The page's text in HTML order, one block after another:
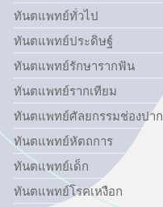
ทันตแพทย์ทั่วไป
ทันตแพทย์ประดิษฐ์
ทันตแพทย์รักษารากฟัน
ทันตแพทย์รากเทียม
ทันตแพทย์ศัลยกรรมช่องปาก
ทันตแพทย์หัตถการ
ทันตแพทย์เด็ก
ทันตแพทย์โรคเหงือก